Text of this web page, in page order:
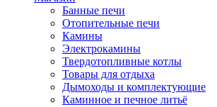
Банные печи
Отопительные печи
Камины
Электрокамины
Твердотопливные котлы
Товары для отдыха
Дымоходы и комплектующие
Каминное и печное литьё